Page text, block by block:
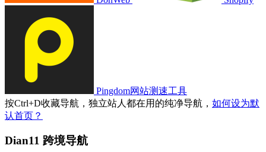
Pingdom网站测速工具
按Ctrl+D收藏导航，独立站人都在用的纯净导航， 如何设为默
认首页？
Dian11 跨境导航